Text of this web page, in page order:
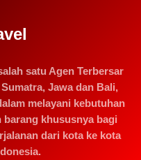
satu Agen Terbersar
Jawa dan Bali,
melayani kebutuhan
khususnya bagi
dari kota ke kota